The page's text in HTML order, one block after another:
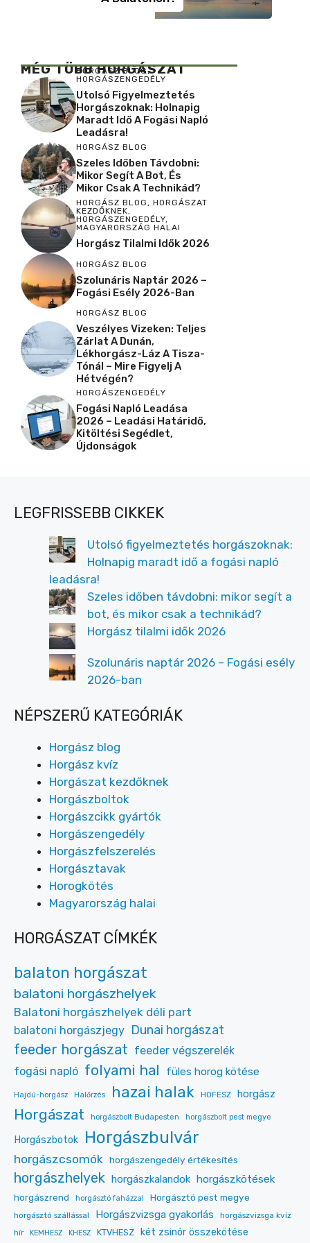
MÉG TÖBB HORGÁSZAT
HORGÁSZ BLOG,
HORGÁSZENGEDÉLY
Utolsó Figyelmeztetés
Horgászoknak: Holnapig
Maradt Idő A Fogási Napló
Leadásra!
HORGÁSZ BLOG
Szeles Időben Távdobni:
Mikor Segít A Bot, És
Mikor Csak A Technikád?
HORGÁSZ BLOG , HORGÁSZAT
KEZDŐKNEK,
HORGÁSZENGEDÉLY,
MAGYARORSZÁG HALAI
Horgász Tilalmi Idők 2026
HORGÁSZ BLOG
Szolunáris Naptár 2026 –
Fogási Esély 2026-Ban
HORGÁSZ BLOG
Veszélyes Vizeken: Teljes
Zárlat A Dunán,
Lékhorgász-Láz A Tisza-
Tónál – Mire Figyelj A
Hétvégén?
HORGÁSZENGEDÉLY
Fogási Napló Leadása
2026 – Leadási Határidő,
Kitöltési Segédlet,
Újdonságok
LEGFRISSEBB CIKKEK
Utolsó figyelmeztetés horgászoknak:
Holnapig maradt idő a fogási napló
leadásra!
Szeles időben távdobni: mikor segít a
bot, és mikor csak a technikád?
Horgász tilalmi idők 2026
Szolunáris naptár 2026 – Fogási esély
2026-ban
NÉPSZERŰ KATEGÓRIÁK
Horgász blog
Horgász kvíz
Horgászat kezdőknek
Horgászboltok
Horgászcikk gyártók
Horgászengedély
Horgászfelszerelés
Horgásztavak
Horogkötés
Magyarország halai
HORGÁSZAT CÍMKÉK
balaton horgászat
balatoni horgászhelyek
Balatoni horgászhelyek déli part
balatoni horgászjegy Dunai horgászat
feeder horgászat feeder végszerelék
fogási napló folyami hal füles horog kötése
Hajdú-horgász Halőrzés hazai halak HOFESZ horgász
Horgászat horgászbolt Budapesten horgászbolt pest megye
Horgászbotok Horgászbulvár
horgászcsomók horgászengedély értékesítés
horgászhelyek horgászkalandok horgászkötések
horgászrend horgásztó faházzal Horgásztó pest megye
horgásztó szállással Horgászvizsga gyakorlás
horgászvizsga kvíz
hír
KEMHESZ KHESZ KTVHESZ két zsinór összekötése